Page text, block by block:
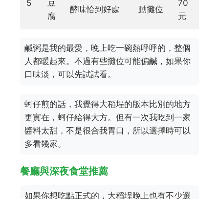
5
豆
腐
酵味恰到好處
動攤位
70
元
鹹粥是我的最愛，晚上吃一碗熱呼呼的，整個
人都暖起來。不過有些攤位可能偏鹹，如果你
口味淡，可以先試試看。
蚵仔煎的話，我覺得大稻埕的版本比別的地方
更實在，蚵仔給得大方。但有一次我吃到一家
醬料太甜，不是很合我胃口，所以選擇時可以
多看幾家。
餐廳與深夜食堂推薦
如果你想吃點正式的，大稻埕晚上也有不少選